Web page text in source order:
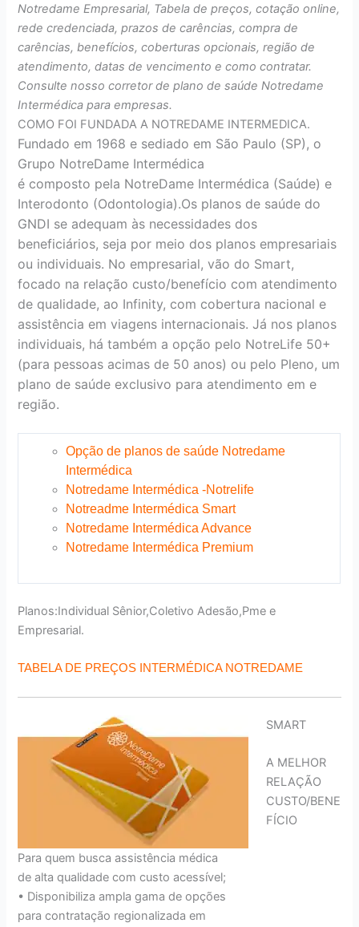
Notredame Empresarial, Tabela de preços, cotação online,
rede credenciada, prazos de carências, compra de
carências, benefícios, coberturas opcionais, região de
atendimento, datas de vencimento e como contratar.
Consulte nosso corretor de plano de saúde Notredame
Intermédica para empresas.
COMO FOI FUNDADA A NOTREDAME INTERMEDICA.
Fundado em 1968 e sediado em São Paulo (SP), o
Grupo NotreDame Intermédica
é composto pela NotreDame Intermédica (Saúde) e
Interodonto (Odontologia).Os planos de saúde do
GNDI se adequam às necessidades dos
beneficiários, seja por meio dos planos empresariais
ou individuais. No empresarial, vão do Smart,
focado na relação custo/benefício com atendimento
de qualidade, ao Infinity, com cobertura nacional e
assistência em viagens internacionais. Já nos planos
individuais, há também a opção pelo NotreLife 50+
(para pessoas acimas de 50 anos) ou pelo Pleno, um
plano de saúde exclusivo para atendimento em e
região.
Opção de planos de saúde Notredame
Intermédica
Notredame Intermédica -Notrelife
Notreadme Intermédica Smart
Notredame Intermédica Advance
Notredame Intermédica Premium
Planos:Individual Sênior,Coletivo Adesão,Pme e
Empresarial.
TABELA DE PREÇOS INTERMÉDICA NOTREDAME
SMART
A MELHOR
RELAÇÃO
CUSTO/BENE
FÍCIO
Para quem busca assistência médica
de alta qualidade com custo acessível;
• Disponibiliza ampla gama de opções
para contratação regionalizada em